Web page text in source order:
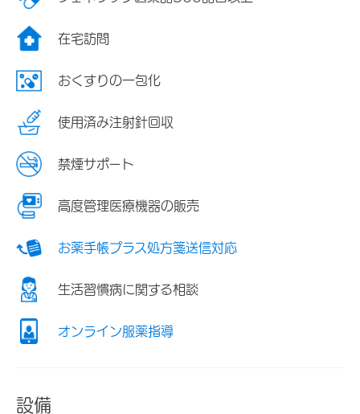
在宅訪問
おくすりの一包化
使用済み注射針回収
禁煙サポート
高度管理医療機器の販売
お薬手帳プラス処方箋送信対応
生活習慣病に関する相談
オンライン服薬指導
設備